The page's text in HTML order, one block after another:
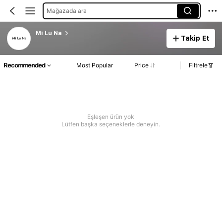
Mağazada ara
Mi Lu Na
Takip Et
Recommended Most Popular Price Filtrele
Eşleşen ürün yok
Lütfen başka seçeneklerle deneyin.